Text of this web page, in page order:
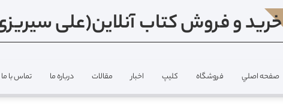
خرید و فروش کتاب آنلاین(علی
صفحه اصلي فروشگاه کلیپ اخبار مقالات درباره ما تماس با ما